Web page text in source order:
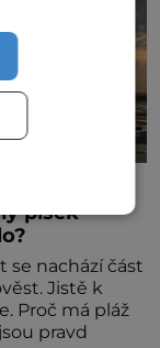
písek
se nachází část
Jistě k
Proč má pláž
Nakolik jsou pravd